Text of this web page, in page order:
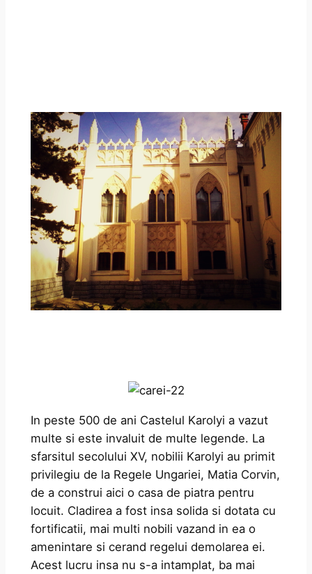
In peste 500 de ani Castelul Karolyi a vazut
multe si este invaluit de multe legende. La
sfarsitul secolului XV, nobilii Karolyi au primit
privilegiu de la Regele Ungariei, Matia Corvin,
de a construi aici o casa de piatra pentru
locuit. Cladirea a fost insa solida si dotata cu
fortificatii, mai multi nobili vazand in ea o
amenintare si cerand regelui demolarea ei.
Acest lucru insa nu s-a intamplat, ba mai